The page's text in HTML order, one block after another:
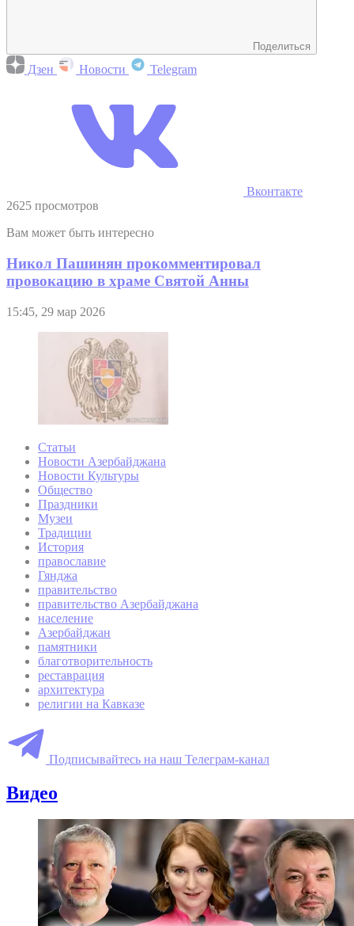
Поделиться
Дзен Новости Telegram
Вконтакте
2625 просмотров
Вам может быть интересно
Никол Пашинян прокомментировал
провокацию в храме Святой Анны
15:45, 29 мар 2026
Статьи
Новости Азербайджана
Новости Культуры
Общество
Праздники
Музеи
Традиции
История
православие
Гянджа
правительство
правительство Азербайджана
население
Азербайджан
памятники
благотворительность
реставрация
архитектура
религии на Кавказе
Подписывайтесь на наш Телеграм-канал
Видео